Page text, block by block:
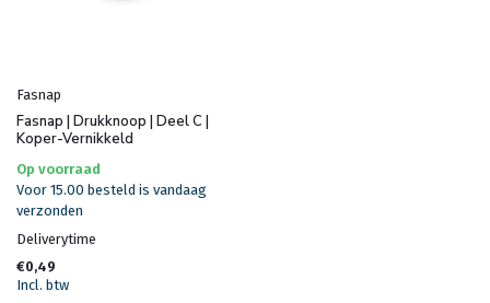
Fasnap
Fasnap | Drukknoop | Deel C |
Koper-Vernikkeld
Op voorraad
Voor 15.00 besteld is vandaag
verzonden
Deliverytime
€0,49
Incl. btw